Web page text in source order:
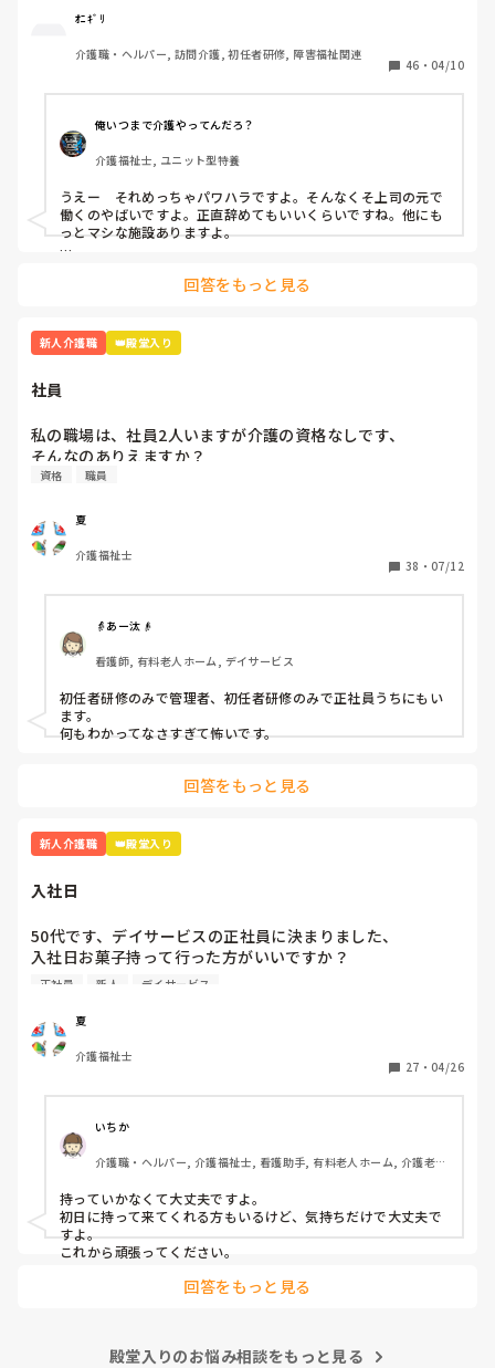
「お前邪魔」「お前がやれよ」「は？なんで？」
同期の子、他の職員の方とも話したのですが
「A(上司)って言い方きついよね」「昭和の思考っていう
か…自分の思い通りにならないとキレるからね」と。
いい時もあります。利用者様の前では絶対怒らないですけど
ね、、。
乗り越え方ってありますか？気にしない方法…
さっきも「ティッシュ早く取りに行けよ！！」と…
「どこにあるか分かりません」と言うと「あそこにあるだ
と教えて頂きました。
本当泣きそうです。仕事は楽しいです。頑張ります。
読んでくれてありがとうございます😭
ｵﾆｷﾞﾘ
介護職・ヘルパー, 訪問介護, 初任者研修, 障害福祉関連
46 ・ 04/10
俺いつまで介護やってんだろ？
介護福祉士, ユニット型特養
うえー　それめっちゃパワハラですよ。そんなくそ上司の元で
働くのやばいですよ。正直辞めてもいいくらいですね。他にも
っとマシな施設ありますよ。
どうせこいつは怒るだろうって思って、気にしない。
事を覚えて1人前になって仕事で見返す。
この手のタイプはその方が若い頃など同じような境遇でいわゆ
いてないので、時代が遅れてるんですよ。
一番最強なのはボイスレコーダーでそいつのなめ腐った発言録
音して、出るとこ出ちゃうこと。
回答をもっと見る
新人介護職 👑殿堂入り
社員
私の職場は、社員2人いますが介護の資格なしです、
そんなのありえますか？
資格 職員
夏
介護福祉士
38 ・ 07/12
👵あー汰👴
看護師, 有料老人ホーム, デイサービス
初任者研修のみで管理者、初任者研修のみで正社員うちにもい
ます。
何もわかってなさすぎて怖いです。
回答をもっと見る
新人介護職 👑殿堂入り
入社日
50代です、デイサービスの正社員に決まりました、
入社日お菓子持って行った方がいいですか？
介護職経験は、デイケア、グループホーム、などあります
せてくださいませ
正社員 新人 デイサービス
夏
介護福祉士
27 ・ 04/26
いちか
介護職・ヘルパー, 介護福祉士, 看護助手, 有料老人ホーム, 介護老人
持っていかなくて大丈夫ですよ。
初日に持って来てくれる方もいるけど、気持ちだけで大丈夫で
すよ。
これから頑張ってください。
回答をもっと見る
殿堂入りのお悩み相談をもっと見る